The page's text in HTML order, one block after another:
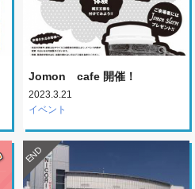
Jomon cafe 開催！
2023.3.21
イベント
END